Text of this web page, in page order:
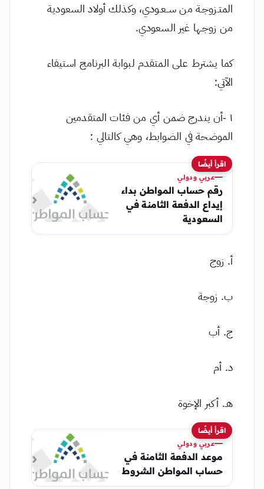
المتـزوجـة من ســعـودي، وكذلك أولاد السعودية
من زوجـها غير السعودي.
كما يشترط على المتقدم لبوابة البرنامج استيفاء
الآتي:
١ -أن يندرج ضمن أي من فئات المتقدمين
الموضحة في الضوابط، وهي كالتالي :
اقرأ أيضًا
عربي ودولي
رقم حساب المواطن بداء
إيداع الدفعة الثامنة في
السعودية
أ. زوج
ب. زوجة
ج. أب
د. أم
هـ. أكبر الإخوة
اقرأ أيضًا
عربي ودولي
موعد الدفعة الثامنة في
حساب المواطن الشروط